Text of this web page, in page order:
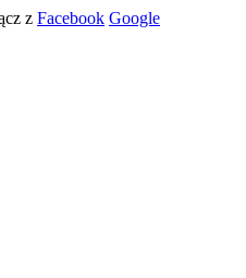
z Facebook Google